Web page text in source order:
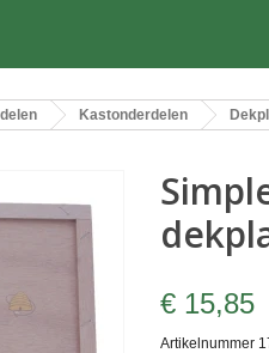
Kastonderdelen
€ 15,85
Artikelnummer